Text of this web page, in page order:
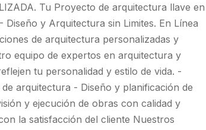
Tu Proyecto de arquitectura llave en
y Arquitectura sin Limites. En Línea
de arquitectura personalizadas y
equipo de expertos en arquitectura y
tu personalidad y estilo de vida. -
arquitectura - Diseño y planificación de
y ejecución de obras con calidad y
la satisfacción del cliente Nuestros